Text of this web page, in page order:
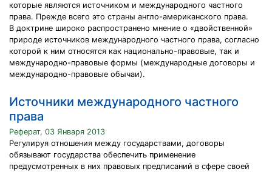
которые являются источником и международного частного
права. Прежде всего это страны англо-американского права.
В доктрине широко распространено мнение о «двойственной»
природе источников международного частного права, согласно
которой к ним относятся как национально-правовые, так и
международно-правовые формы (международные договоры и
международно-правовые обычаи).
Источники международного частного
права
Реферат, 03 Января 2013
Регулируя отношения между государствами, договоры
обязывают государства обеспечить применение
предусмотренных в них правовых предписаний в сфере своей